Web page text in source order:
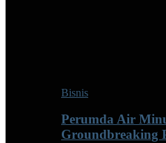
Bisnis
Perumda Air
Groundbreaking